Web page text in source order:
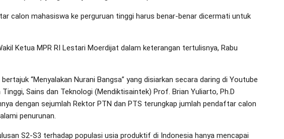
calon mahasiswa ke perguruan tinggi harus benar-benar dicermati untuk
Ketua MPR RI Lestari Moerdijat dalam keterangan tertulisnya, Rabu
“Menyalakan Nurani Bangsa” yang disiarkan secara daring di Youtube
Sains dan Teknologi (Mendiktisaintek) Prof. Brian Yuliarto, Ph.D
dengan sejumlah Rektor PTN dan PTS terungkap jumlah pendaftar calon
penurunan.
S2-S3 terhadap populasi usia produktif di Indonesia hanya mencapai